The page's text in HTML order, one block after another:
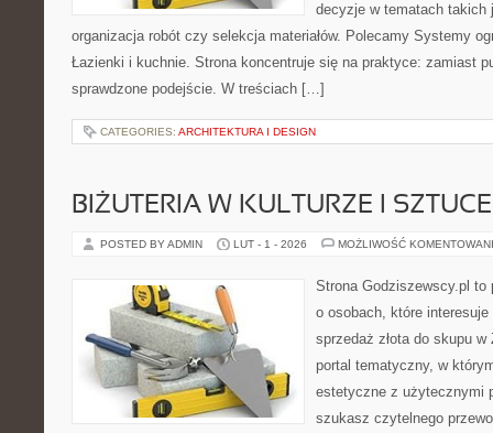
decyzje w tematach takich
organizacja robót czy selekcja materiałów. Polecamy Systemy
Łazienki i kuchnie. Strona koncentruje się na praktyce: zamiast
sprawdzone podejście. W treściach […]
CATEGORIES: ARCHITEKTURA I DESIGN
BIŻUTERIA W KULTURZE I SZTUCE
POSTED BY ADMIN LUT - 1 - 2026 MOŻLIWOŚĆ
Strona Godziszewscy.pl
o osobach, które
sprzedaż złota do skupu
portal tematyczny, w
estetyczne z użytecznymi
szukasz czytelnego